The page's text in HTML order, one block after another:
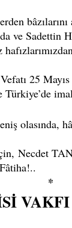
bâzılarını
Sadettin
25